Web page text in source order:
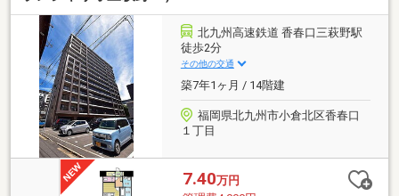
北九州高速鉄道 香春口三萩野駅
徒歩2分
その他の交通
築7年1ヶ月 / 14階建
福岡県北九州市小倉北区香春口
１丁目
7.40万円